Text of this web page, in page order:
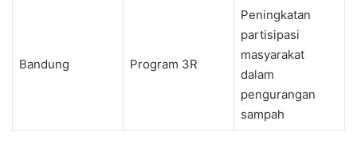
Bandung Program 3R
Peningkatan
partisipasi
masyarakat
dalam
pengurangan
sampah